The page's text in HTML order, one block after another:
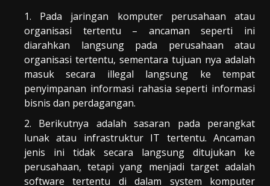
Pada jaringan komputer perusahaan atau
organisasi tertentu – ancaman seperti ini
diarahkan langsung pada perusahaan atau
organisasi tertentu, sementara tujuan nya adalah
masuk secara illegal langsung ke tempat
penyimpanan informasi rahasia seperti informasi
bisnis dan perdagangan.
Berikutnya adalah sasaran pada perangkat
lunak atau infrastruktur IT tertentu. Ancaman
jenis ini tidak secara langsung ditujukan ke
perusahaan, tetapi yang menjadi target adalah
software tertentu di dalam system komputer